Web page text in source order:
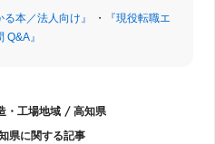
本／法人向け』 ・
『現役転職エ
』
・工場地域
高知県
県に関する記事